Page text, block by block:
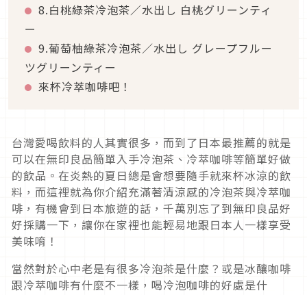
8.白桃綠茶冷泡茶／水出し 白桃グリーンティ
ー
9.葡萄柚綠茶冷泡茶／水出し グレープフルー
ツグリーンティー
來杯冷萃咖啡吧！
台灣愛喝飲料的人其實很多，而到了日本最推薦的就是
可以在無印良品簡單入手冷泡茶、冷萃咖啡等簡單好做
的飲品。在炎熱的夏日總是會想要隨手就來杯冰涼的飲
料，而這裡就為你介紹充滿著清涼感的冷泡茶與冷萃咖
啡，有機會到日本旅遊的話，千萬別忘了到無印良品好
好採購一下，讓你在家裡也能輕易地跟日本人一樣享受
美味唷！
當然對於心中老是有很多冷泡茶是什麼？或是冰釀咖啡
跟冷萃咖啡有什麼不一樣，喝冷泡咖啡的好處是什